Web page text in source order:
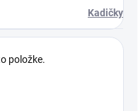
Kadičky
položke.